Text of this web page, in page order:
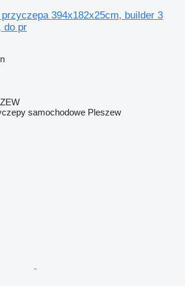
394x182x25cm, builder 3
do pr
samochodowe Pleszew